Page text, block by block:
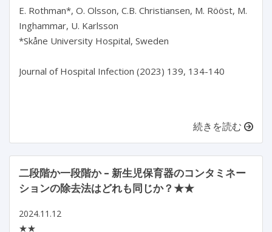
E. Rothman*, O. Olsson, C.B. Christiansen, M. Rööst, M.
Inghammar, U. Karlsson
*Skåne University Hospital, Sweden
Journal of Hospital Infection (2023) 139, 134-140
続きを読む
二段階か一段階か – 新生児保育器のコンタミネー
ションの除去法はどれも同じか？★★
2024.11.12
★★